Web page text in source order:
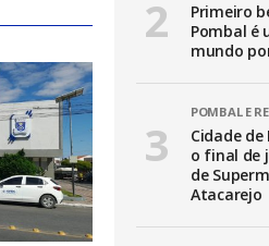
Primeiro
Pombal é
mundo
POMBAL E
Cidade
o final de
de
Atacarejo